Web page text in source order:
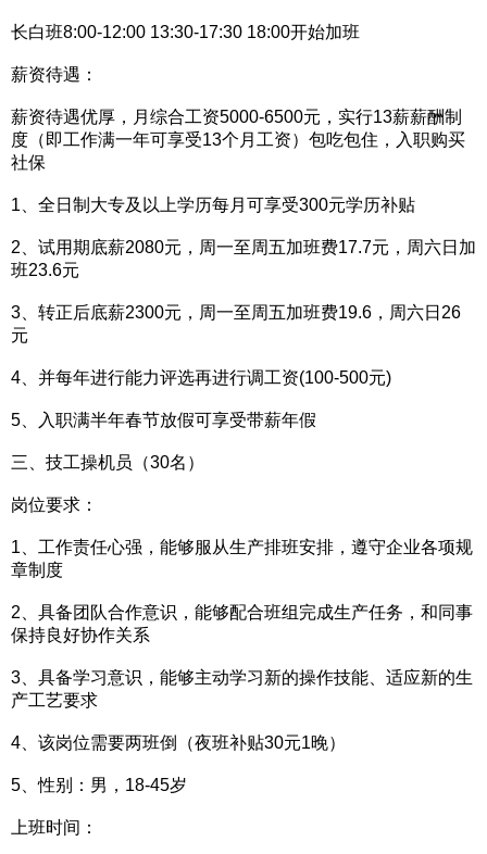
长白班8:00-12:00 13:30-17:30 18:00开始加班
薪资待遇：
薪资待遇优厚，月综合工资5000-6500元，实行13薪薪酬制
度（即工作满一年可享受13个月工资）包吃包住，入职购买
社保
1、全日制大专及以上学历每月可享受300元学历补贴
2、试用期底薪2080元，周一至周五加班费17.7元，周六日加
班23.6元
3、转正后底薪2300元，周一至周五加班费19.6，周六日26
元
4、并每年进行能力评选再进行调工资(100-500元)
5、入职满半年春节放假可享受带薪年假
三、技工操机员（30名）
岗位要求：
1、工作责任心强，能够服从生产排班安排，遵守企业各项规
章制度
2、具备团队合作意识，能够配合班组完成生产任务，和同事
保持良好协作关系
3、具备学习意识，能够主动学习新的操作技能、适应新的生
产工艺要求
4、该岗位需要两班倒（夜班补贴30元1晚）
5、性别：男，18-45岁
上班时间：